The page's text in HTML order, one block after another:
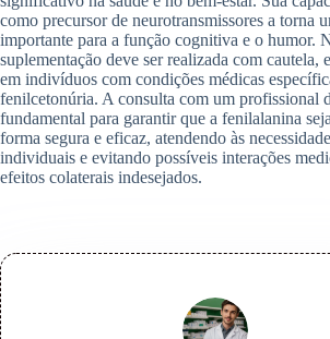
como precursor de neurotransmissores a torna
importante para a função cognitiva e o humor.
suplementação deve ser realizada com cautela,
em indivíduos com condições médicas
fenilcetonúria. A consulta com um profissional
fundamental para garantir que a fenilalanina
forma segura e eficaz, atendendo às
individuais e evitando possíveis interações
efeitos colaterais indesejados.